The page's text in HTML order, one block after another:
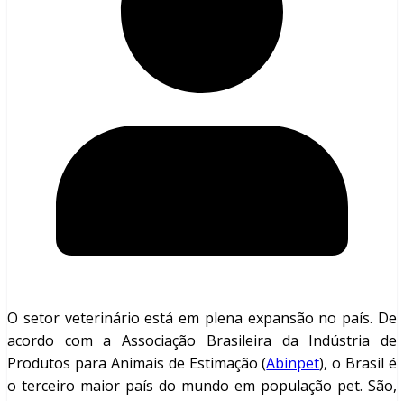
O setor veterinário está em plena expansão no país. De
acordo com a Associação Brasileira da Indústria de
Produtos para Animais de Estimação (Abinpet), o Brasil é
o terceiro maior país do mundo em população pet. São,